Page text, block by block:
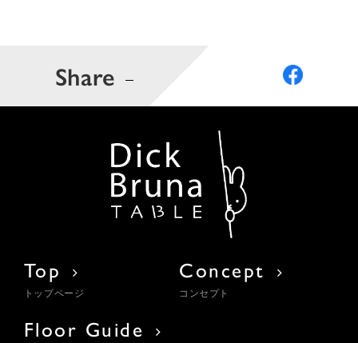
Share
Top
トップページ
Concept
コンセプト
Floor Guide